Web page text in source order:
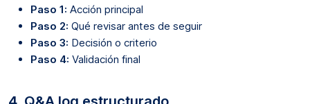
Paso 1: Acción principal
Paso 2: Qué revisar antes de seguir
Paso 3: Decisión o criterio
Paso 4: Validación final